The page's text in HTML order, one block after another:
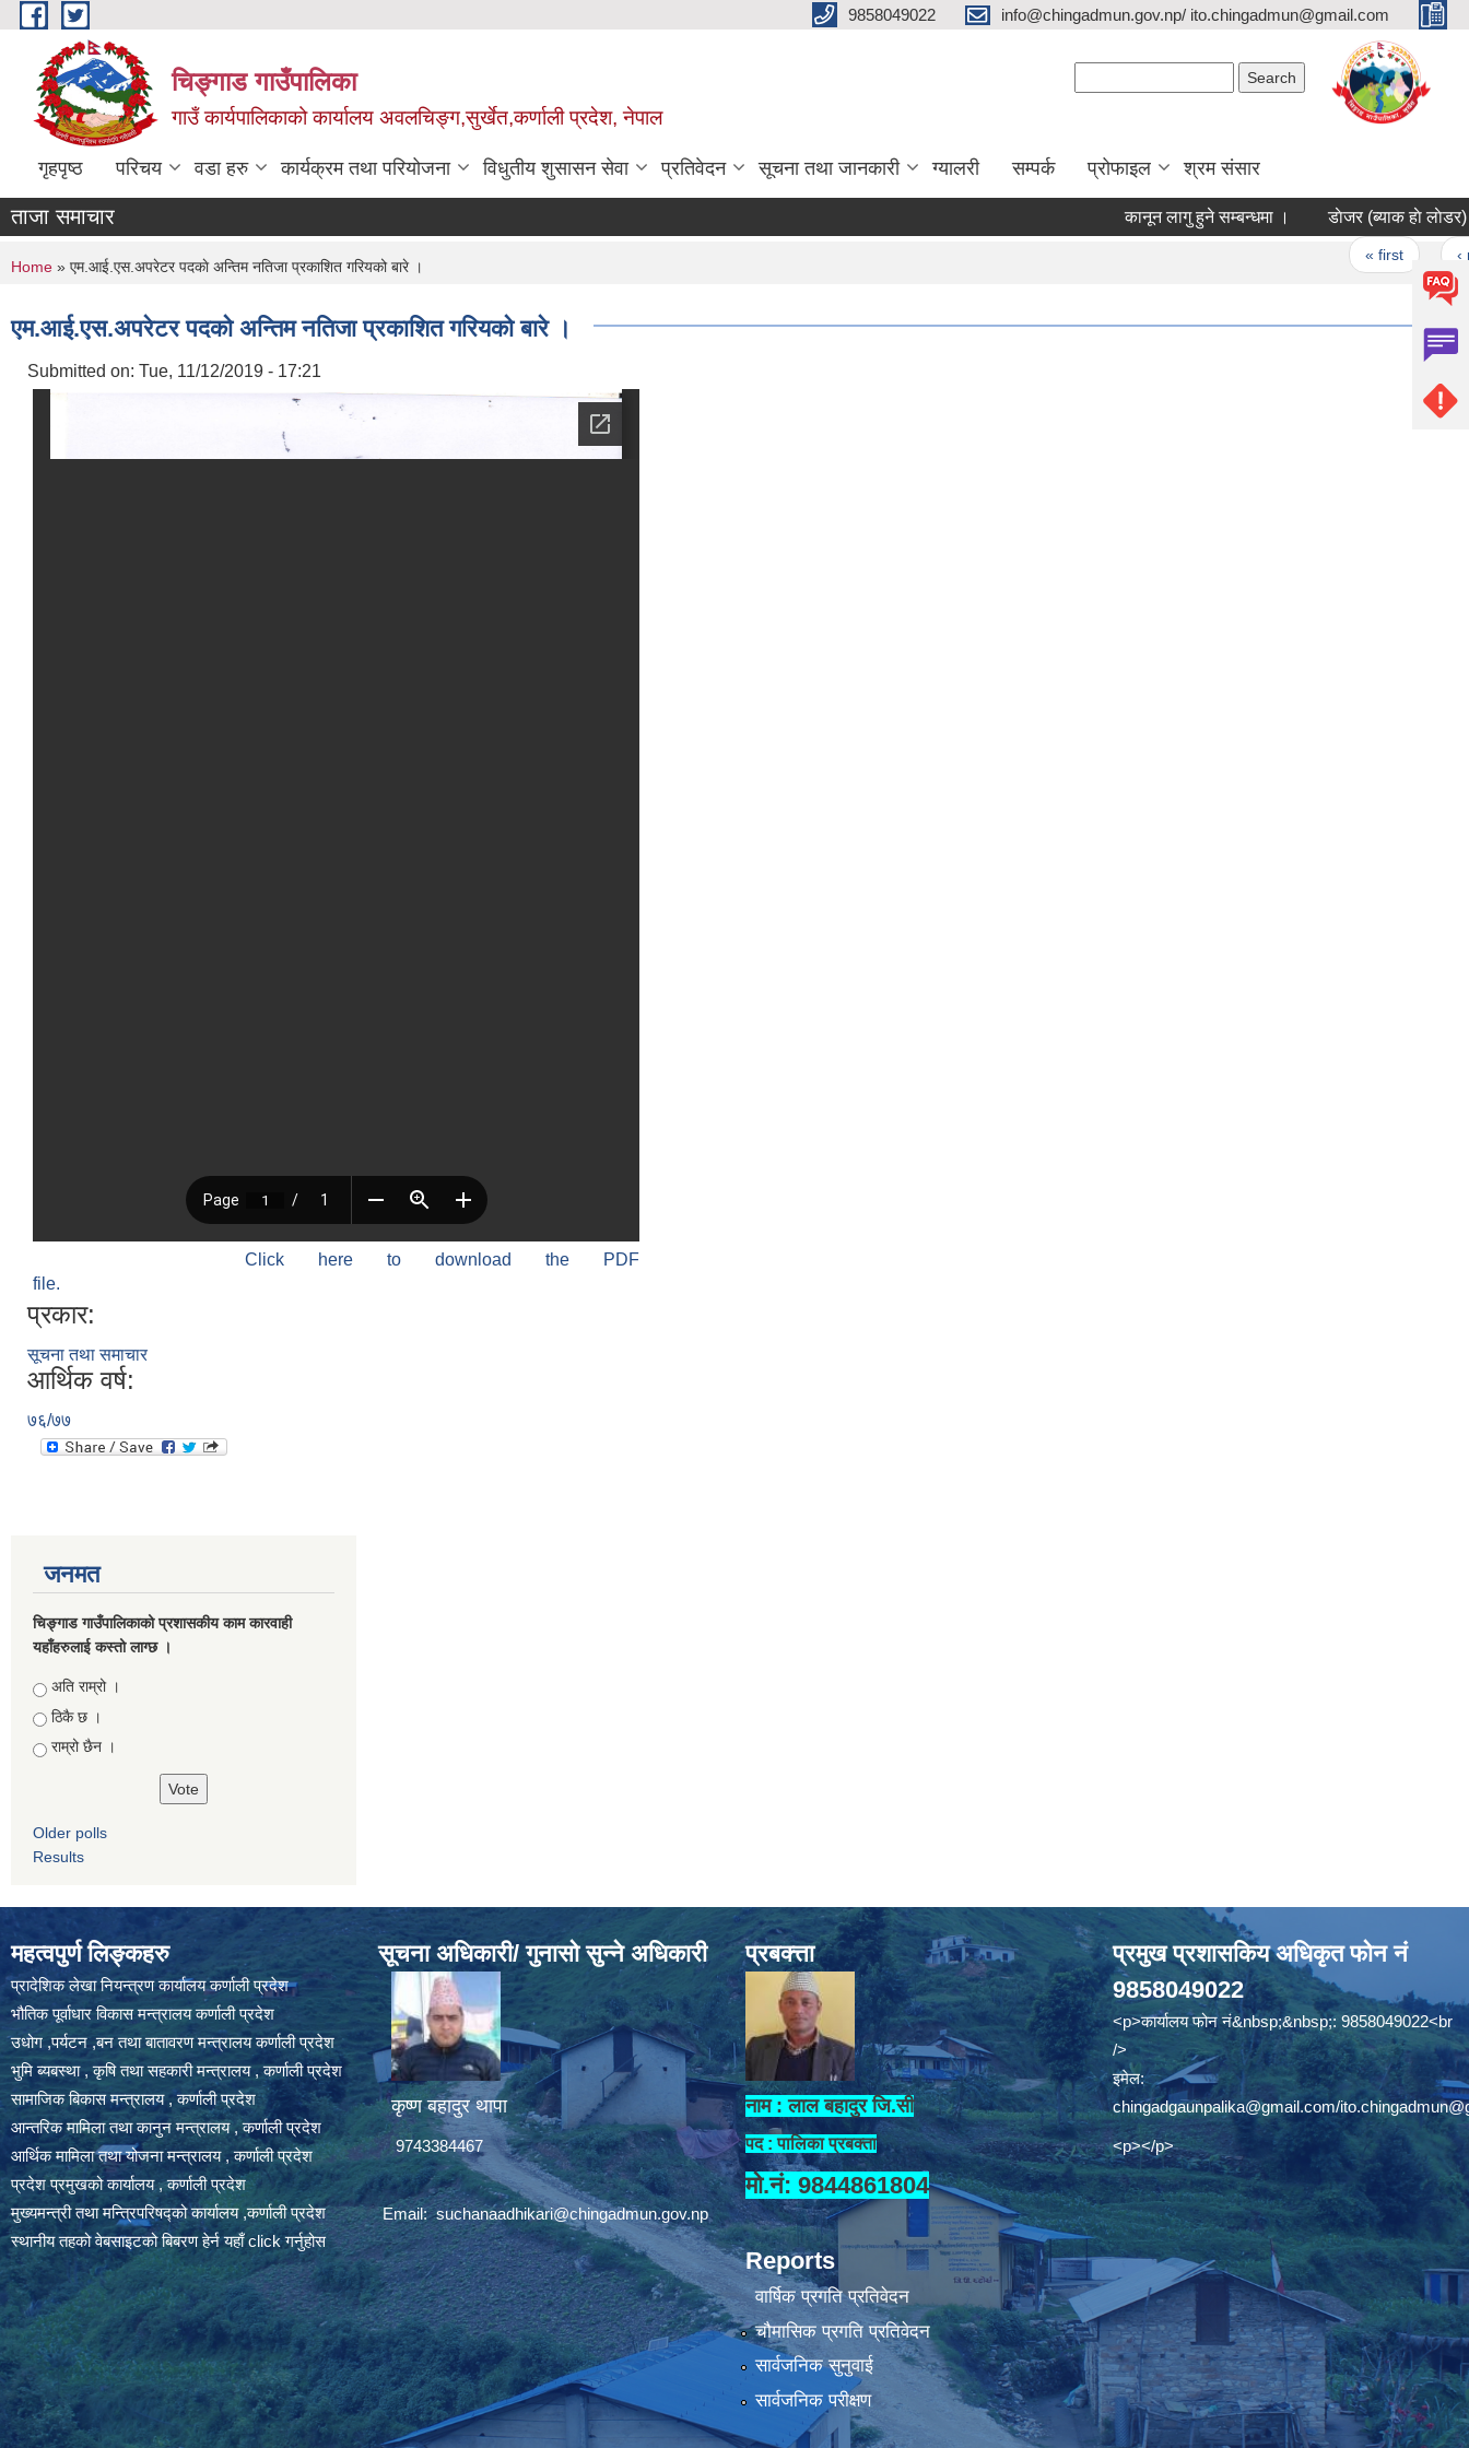
Skip to main content 9858049022 info@chingadmun.gov.np/ ito.chingadmun@gmail.com
चिङ्गाड गाउँपालिका
गाउँ कार्यपालिकाको कार्यालय अवलचिङ्ग,सुर्खेत,कर्णाली प्रदेश, नेपाल
गृहपृष्ठ परिचय वडा हरु कार्यक्रम तथा परियोजना विधुतीय शुसासन सेवा प्रतिवेदन सूचना तथा जानकारी ग्यालरी सम्पर्क प्रोफाइल श्रम संसार
ताजा समाचार कानून लागु हुने सम्बन्धमा ।
« first ‹
You are here
Home » एम‍.आई.एस.अपरेटर पदकाे अन्तिम नतिजा प्रकाशित गरियको बारे ।
एम‍.आई.एस.अपरेटर पदकाे अन्तिम नतिजा प्रकाशित गरियको बारे ।
Submitted on: Tue, 11/12/2019 - 17:21
Click here to download the PDF
file.
प्रकार:
सूचना तथा समाचार
आर्थिक वर्ष:
७६/७७
जनमत
चिङ्गाड गाउँपालिकाको प्रशासकीय काम कारवाही
यहाँहरुलाई कस्तो लाग्छ ।
Choices
अति राम्रो ।
ठिकै छ ।
राम्रो छैन ।
Older polls
Results
महत्वपुर्ण लिङ्कहरु
प्रादेशिक लेखा नियन्त्रण कार्यालय कर्णाली प्रदेश
भौतिक पूर्वाधार विकास मन्त्रालय कर्णाली प्रदेश
उधोग ,पर्यटन ,बन तथा बातावरण मन्त्रालय कर्णाली प्रदेश
भुमि ब्यबस्था , कृषि तथा सहकारी मन्त्रालय , कर्णाली प्रदेश
सामाजिक बिकास मन्त्रालय , कर्णाली प्रदेश
आन्तरिक मामिला तथा कानुन मन्त्रालय , कर्णाली प्रदेश
आर्थिक मामिला तथा योजना मन्त्रालय , कर्णाली प्रदेश
प्रदेश प्रमुखको कार्यालय , कर्णाली प्रदेश
मुख्यमन्त्री तथा मन्त्रिपरिषद्को कार्यालय ,कर्णाली प्रदेश
स्थानीय तहको वेबसाइटको बिबरण हेर्न यहाँ click गर्नुहोस
सूचना अधिकारी/ गुनासो सुन्ने अधिकारी
कृष्ण बहादुर थापा
9743384467
Email:suchanaadhikari@chingadmun.gov.np
प्रबक्त्ता
नाम : लाल बहादुर जि.सी
पद : पालिका प्रबक्ता
मो.नं: 9844861804
Reports
वार्षिक प्रगति प्रतिवेदन
चौमासिक प्रगति प्रतिवेदन
सार्वजनिक सुनुवाई
सार्वजनिक परीक्षण
प्रमुख प्रशासकिय अधिकृत फोन नं
9858049022
<p>कार्यालय फोन नं&nbsp;&nbsp;: 9858049022<br
/>
इमेल:
chingadgaunpalika@gmail.com/
<p></p>